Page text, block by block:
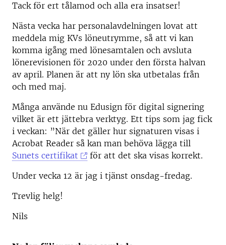
Tack för ert tålamod och alla era insatser!
Nästa vecka har personalavdelningen lovat att
meddela mig KVs löneutrymme, så att vi kan
komma igång med lönesamtalen och avsluta
lönerevisionen för 2020 under den första halvan
av april. Planen är att ny lön ska utbetalas från
och med maj.
Många använde nu Edusign för digital signering
vilket är ett jättebra verktyg. Ett tips som jag fick
i veckan: ”När det gäller hur signaturen visas i
Acrobat Reader så kan man behöva lägga till
Sunets certifikat
för att det ska visas korrekt.
Under vecka 12 är jag i tjänst onsdag-fredag.
Trevlig helg!
Nils